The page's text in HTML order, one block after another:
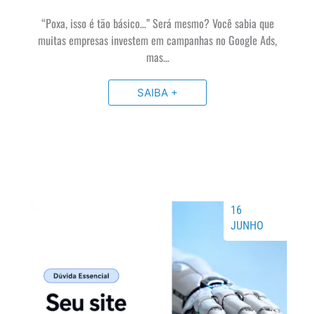
“Poxa, isso é tão básico…” Será mesmo? Você sabia que
muitas empresas investem em campanhas no Google Ads,
mas…
SAIBA +
16
JUNHO